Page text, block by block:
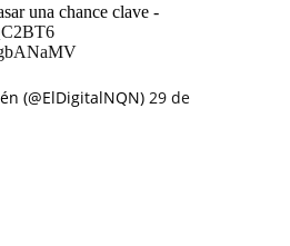
una chance clave -
(@ElDigitalNQN) 29 de